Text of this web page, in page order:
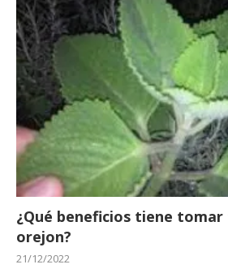
¿Qué beneficios tiene
orejon?
21/12/2022